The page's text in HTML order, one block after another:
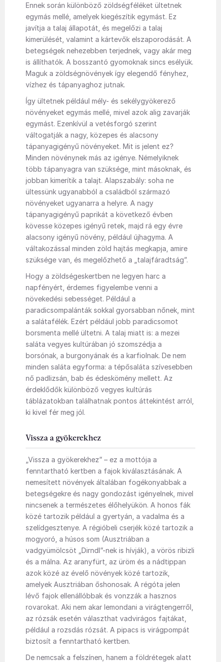
Ennek során különböző zöldségféléket ültetnek
egymás mellé, amelyek kiegészítik egymást. Ez
javítja a talaj állapotát, és megelőzi a talaj
kimerülését, valamint a kártevők elszaporodását. A
betegségek nehezebben terjednek, vagy akár meg
is állíthatók. A bosszantó gyomoknak sincs esélyük.
Maguk a zöldségnövények így elegendő fényhez,
vízhez és tápanyaghoz jutnak.
Így ültetnek például mély- és sekélygyökerező
növényeket egymás mellé, mivel azok alig zavarják
egymást. Ezenkívül a vetésforgó szerint
váltogatják a nagy, közepes és alacsony
tápanyagigényű növényeket. Mit is jelent ez?
Minden növénynek más az igénye. Némelyiknek
több tápanyagra van szüksége, mint másoknak, és
jobban kimerítik a talajt. Alapszabály: soha ne
ültessünk ugyanabból a családból származó
növényeket ugyanarra a helyre. A nagy
tápanyagigényű paprikát a következő évben
kövesse közepes igényű retek, majd rá egy évre
alacsony igényű növény, például újhagyma. A
váltakozással minden zöld hajtás megkapja, amire
szüksége van, és megelőzhető a „talajfáradtság”.
Hogy a zöldségeskertben ne legyen harc a
napfényért, érdemes figyelembe venni a
növekedési sebességet. Például a
paradicsompalánták sokkal gyorsabban nőnek, mint
a salátafélék. Ezért például jobb paradicsomot
borsmenta mellé ültetni. A talaj miatt is: a mezei
saláta vegyes kultúrában jó szomszédja a
borsónak, a burgonyának és a karfiolnak. De nem
minden saláta egyforma: a tépősaláta szívesebben
nő padlizsán, bab és édeskömény mellett. Az
érdeklődők különböző vegyes kultúrás
táblázatokban találhatnak pontos áttekintést arról,
ki kivel fér meg jól.
Vissza a gyökerekhez
„Vissza a gyökerekhez” – ez a mottója a
fenntartható kertben a fajok kiválasztásának. A
nemesített növények általában fogékonyabbak a
betegségekre és nagy gondozást igényelnek, mivel
nincsenek a természetes élőhelyükön. A honos fák
közé tartozik például a gyertyán, a vadalma és a
szelídgesztenye. A régióbeli cserjék közé tartozik a
mogyoró, a húsos som (Ausztriában a
vadgyümölcsöt „Dirndl”-nek is hívják), a vörös ribizli
és a málna. Az aranyfürt, az üröm és a nádtippan
azok közé az évelő növények közé tartozik,
amelyek Ausztriában őshonosak. A régóta jelen
lévő fajok ellenállóbbak és vonzzák a hasznos
rovarokat. Aki nem akar lemondani a virágtengerről,
az rózsák esetén választhat vadvirágos fajtákat,
például a rozsdás rózsát. A pipacs is virágpompát
biztosít a fenntartható kertben.
De nemcsak a felszínen, hanem a földrétegek alatt